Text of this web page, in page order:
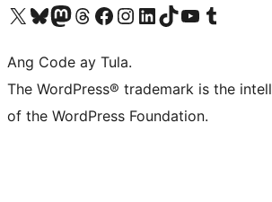
Visit our X (formerly Twitter) account
Bisitahin ang aming Bluesky account
Visit our Mastodon account
Bisitahin ang aming Threads account
Visit our Facebook page
Visit our Instagram account
Visit our LinkedIn account
Bisitahin ang aming TikTok account
Visit our YouTube channel
Bisitahin ang aming Tumblr account
Ang Code ay Tula.
The WordPress® trademark is the
of the WordPress Foundation.